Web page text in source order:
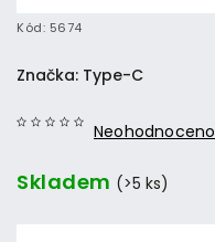
Kód: 5674
Neohodnoceno
Značka: Type-C
Skladem (>5 ks)